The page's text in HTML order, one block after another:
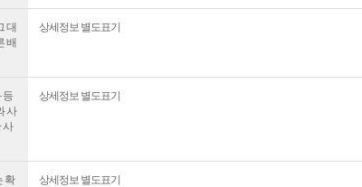
대
배
상세정보 별도표기
등
사
사
상세정보 별도표기
확
상세정보 별도표기